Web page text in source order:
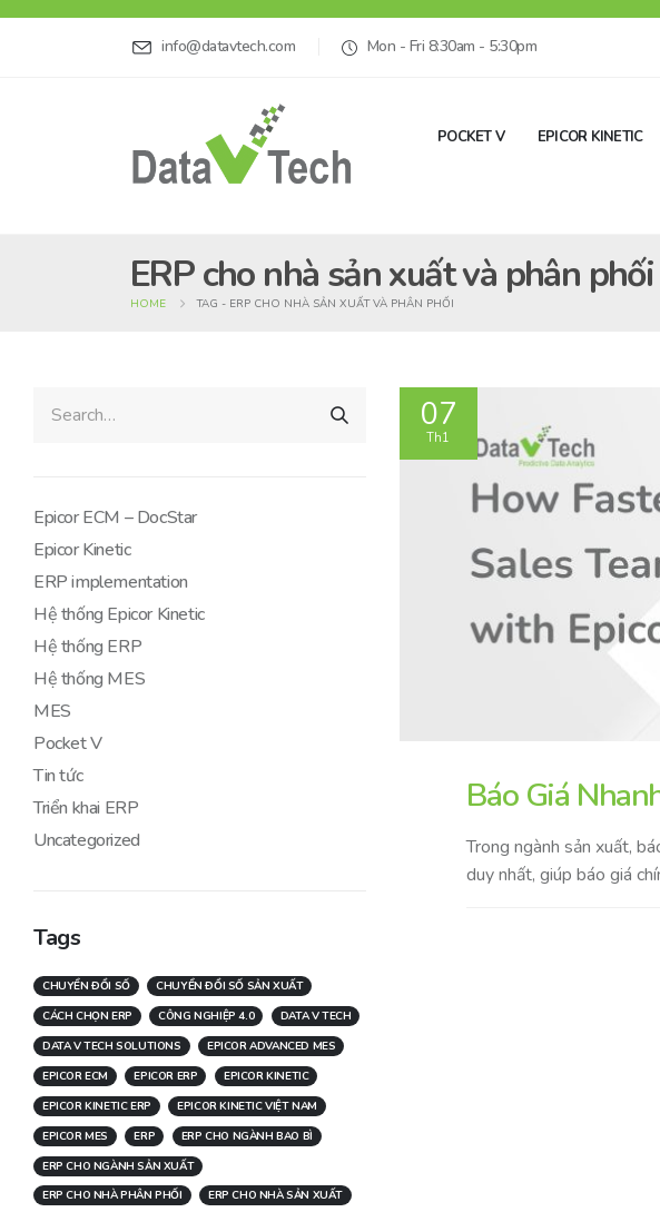
info@datavtech.com Mon - Fri 8:30am - 5:30pm
POCKET V EPICOR KINETIC
ERP cho nhà sản xuất và phân phối
HOME TAG - ERP CHO NHÀ SẢN XUẤT VÀ PHÂN PHỐI
07
Th1
Báo Giá
Trong ngành sản xuất,
duy nhất, giúp báo giá
Epicor ECM – DocStar
Epicor Kinetic
ERP implementation
Hệ thống Epicor Kinetic
Hệ thống ERP
Hệ thống MES
MES
Pocket V
Tin tức
Triển khai ERP
Uncategorized
Tags
CHUYỂN ĐỔI SỐ
CHUYỂN ĐỔI SỐ SẢN XUẤT
CÁCH CHỌN ERP
CÔNG NGHIỆP 4.0
DATA V TECH
DATA V TECH SOLUTIONS
EPICOR ADVANCED MES
EPICOR ECM
EPICOR ERP
EPICOR KINETIC
EPICOR KINETIC ERP
EPICOR KINETIC VIỆT NAM
EPICOR MES
ERP
ERP CHO NGÀNH BAO BÌ
ERP CHO NGÀNH SẢN XUẤT
ERP CHO NHÀ PHÂN PHỐI
ERP CHO NHÀ SẢN XUẤT